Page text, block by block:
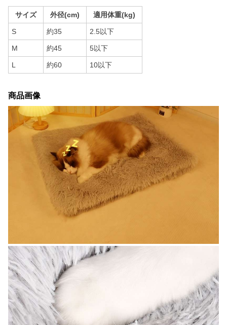
サイズ 外径(cm) 適用体重(kg)
S 約35 2.5以下
M 約45 5以下
L 約60 10以下
商品画像